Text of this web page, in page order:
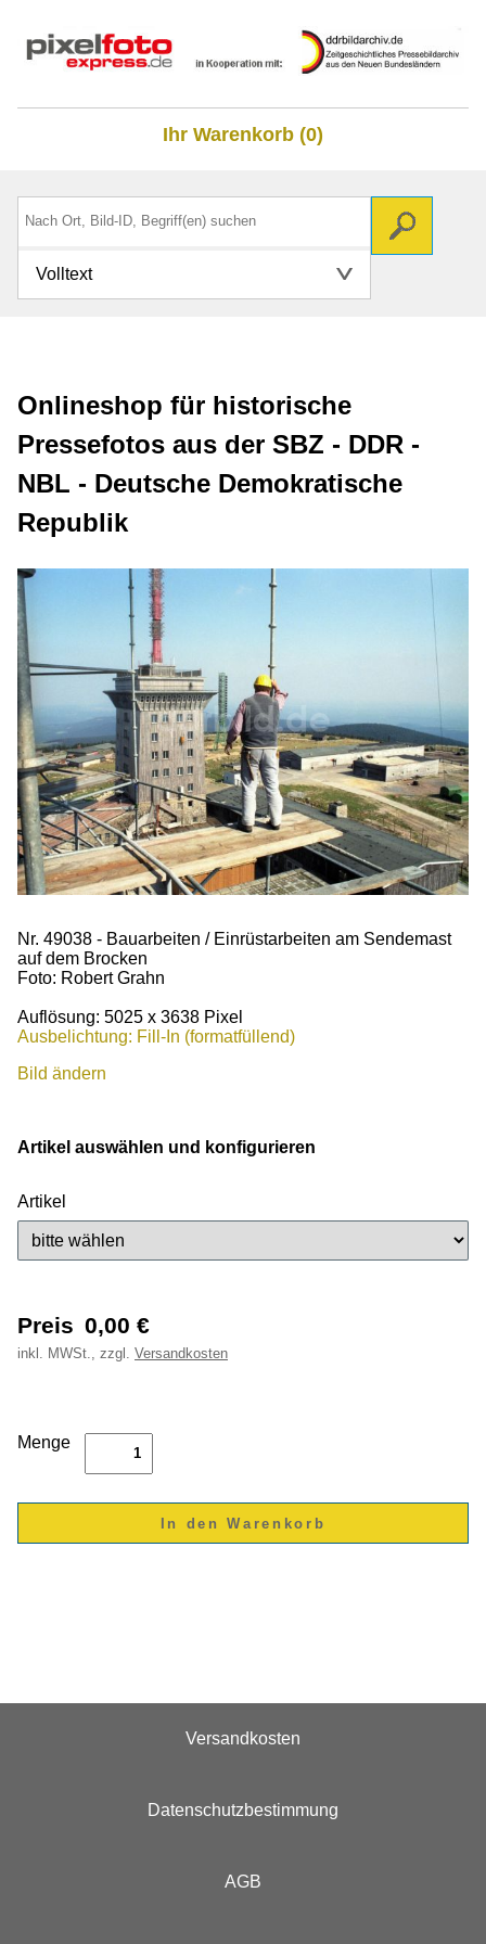
Ihr Warenkorb (0)
Volltext
Onlineshop für historische
Pressefotos aus der SBZ - DDR -
NBL - Deutsche Demokratische
Republik
Nr. 49038 - Bauarbeiten / Einrüstarbeiten am Sendemast
auf dem Brocken
Foto: Robert Grahn
Auflösung: 5025 x 3638 Pixel
Ausbelichtung: Fill-In (formatfüllend)
Bild ändern
Artikel auswählen und konfigurieren
Artikel
Preis 0,00 €
inkl. MWSt., zzgl. Versandkosten
Menge
Versandkosten
Datenschutzbestimmung
AGB